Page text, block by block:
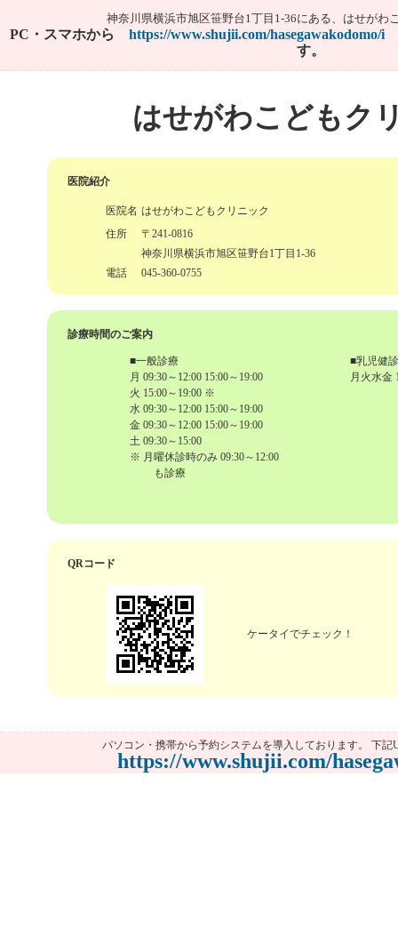
神奈川県横浜市旭区笹野台1丁目1-36にある、はせがわ
PC・スマホから https://www.shujii.com/hasegawakodomo/i
す。
はせがわこどもク
医院紹介
医院名 はせがわこどもクリニック
住所
〒241-0816
神奈川県横浜市旭区笹野台1丁目1-36
電話
045-360-0755
診療時間のご案内
■一般診療
月 09:30～12:00 15:00～19:00
火 15:00～19:00 ※
水 09:30～12:00 15:00～19:00
金 09:30～12:00 15:00～19:00
土 09:30～15:00
※ 月曜休診時のみ 09:30～12:00
も診療
■乳児健
月火水金
QRコード
ケータイでチェック！
パソコン・携帯から予約システムを導入しております。 下記
https://www.shujii.com/